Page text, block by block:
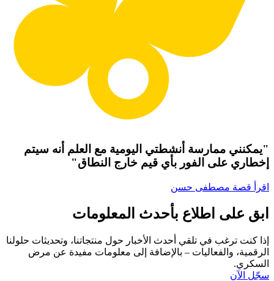
"يمكنني ممارسة أنشطتي اليومية مع العلم أنه سيتم
إخطاري على الفور بأي قيم خارج النطاق"
اقرأ قصة مصطفى حسن
ابق على اطلاع بأحدث المعلومات
إذا كنت ترغب في تلقي أحدث الأخبار حول منتجاتنا، وتحديثات حلولنا
الرقمية، والفعاليات – بالإضافة إلى معلومات مفيدة عن مرض
السكري.​
سجّل الآن​